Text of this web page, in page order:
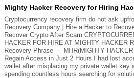
Mighty Hacker Recovery for Hiring
Cryptocurrency recovery firm do not ask
Recovery Company | Hire a Hacker to
Recover Crypto After Scam
HACKER FOR HIRE AT MIGHTY HACKER
Recovery Phrase — MHR(MIGHTY
Regain Access in Just 2 Hours I had lost
wallet after misplacing my private wallet key
spending countless hours searching for